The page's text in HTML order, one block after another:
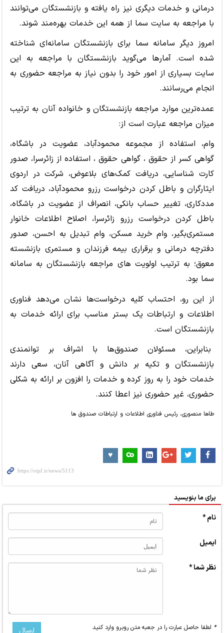
درمانی و خدمات دیگری نیز راه یافته و بازنشستگان می‌توانند
با مراجعه به سایت سما از همه این خدمات بهره‌مند شوند.
امروز دیگر سامانه سما برای بازنشستگان سامانه‌ای شناخته
شده است. آمارها می‌گوید بازنشستگان با مراجعه به این
سایت بسیاری از امور خود را بدون نیاز به مراجعه حضوری به
انجام می‌رسانند.
عمده‌ترین موارد مراجعه بازنشستگان و خانواده آنان به ترتیب
میزان مراجعه عبارت است از:
وام، استفاده از مجموعه محمودآباد، عضویت در باشگاه،
گواهی کسر از حقوق ، گواهی حقوق ، استفاده از زائرسرا، صدور
کارت شناسایی، دریافت کمک‌های بلاعوض، شرکت در اردوی
ایثارگران و باطل کردن درخواست رزرو محمودآباد، دریافت کد
مددکاری، تغییر حساب بانکی، انصراف از عضویت در باشگاه،
باطل کردن درخواست رزرو زائرسرا، اصلاح اطلاعات خانوار
مستمری‌بگیر، وام خرید مسکن، وام تبدیل به احسن، صدور
دفترچه درمانی و برقراری بیمه فرزندان و مستمری بازنشسته
معوق؛ به ترتیب اولویت های مراجعه بازنشستگان به سامانه
سما بود.
از این رو، احتساب کلیه درخواست‌ها نشان می‌دهد فناوری
اطلاعات و ارتباطات یک بستر مناسب برای ارائه خدمات به
بازنشستگان است.
بنابراین، مسئولان صندوق‌ها با اشراف بر توانمندی
بازنشستگان و تکیه بر دانش و آگاهی آنان، سعی دارند
خدمات خود را به روز کرده و خدمات را افزون بر ارائه به شکلی
حضوری، غیر حضوری نیز اعطا کنند.
طاها منصوری، رئیس فناوری اطلاعات و ارتباطات صندوق ها
برای ما بنویسید
نام *
ایمیل
نظر شما *
* لطفا حاصل عبارت را در جعبه متن روبرو وارد کنید